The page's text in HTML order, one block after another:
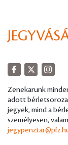
Zenekarunk
adott
jegyek, mind a
személyesen,